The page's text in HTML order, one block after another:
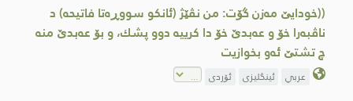
((خودایێ مه‌زن گۆت: من نڤێژ (ئانكو سووڕه‌تا فاتیحه‌) د
ناڤبه‌را خۆ و عه‌بدێ خۆ دا كرییه‌ دوو پشك، و بۆ عه‌بدێ منه‌
چ تشتێ ئه‌و بخوازیت
عربي ئینگلیزی ئۆردی